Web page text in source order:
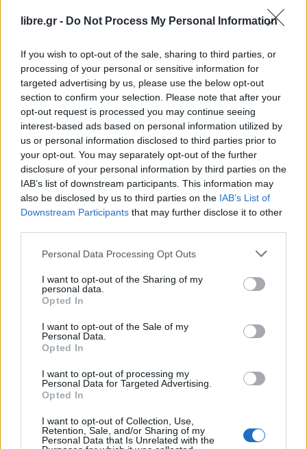
libre.gr - Do Not Process My Personal Information
If you wish to opt-out of the sale, sharing to third parties, or
processing of your personal or sensitive information for
targeted advertising by us, please use the below opt-out
section to confirm your selection. Please note that after your
opt-out request is processed you may continue seeing
interest-based ads based on personal information utilized by
us or personal information disclosed to third parties prior to
your opt-out. You may separately opt-out of the further
disclosure of your personal information by third parties on the
IAB’s list of downstream participants. This information may
also be disclosed by us to third parties on the IAB’s List of
Downstream Participants that may further disclose it to other
Personal Data Processing Opt Outs
I want to opt-out of the Sharing of my
personal data.
Opted In
I want to opt-out of the Sale of my
Personal Data.
Opted In
I want to opt-out of processing my
Personal Data for Targeted Advertising.
Opted In
I want to opt-out of Collection, Use,
Retention, Sale, and/or Sharing of my
Personal Data that Is Unrelated with the
Διακοπή ρεύματος σε Δάφνη, Νέα
Σμύρνη και Νέο Κόσμο
Η Συντακτική ομάδα του Libre
2 Νοεμβρίου, 2023
Διακοπή ρεύματος σημειώθηκε το βράδυ της
Πέμπτης σε Δάφνη, Νέα Σμύρνη και Νέο Κόσμο.